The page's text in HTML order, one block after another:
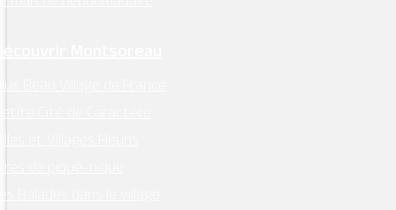
Montsoreau
Beau Village de France
Cité de Caractère
et Villages Fleuris
de pique-nique
Balades dans le village